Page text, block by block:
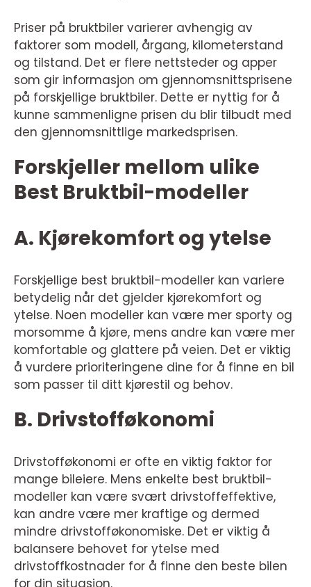
Priser på bruktbiler varierer avhengig av
faktorer som modell, årgang, kilometerstand
og tilstand. Det er flere nettsteder og apper
som gir informasjon om gjennomsnittsprisene
på forskjellige bruktbiler. Dette er nyttig for å
kunne sammenligne prisen du blir tilbudt med
den gjennomsnittlige markedsprisen.
Forskjeller mellom ulike
Best Bruktbil-modeller
A. Kjørekomfort og ytelse
Forskjellige best bruktbil-modeller kan variere
betydelig når det gjelder kjørekomfort og
ytelse. Noen modeller kan være mer sporty og
morsomme å kjøre, mens andre kan være mer
komfortable og glattere på veien. Det er viktig
å vurdere prioriteringene dine for å finne en bil
som passer til ditt kjørestil og behov.
B. Drivstofføkonomi
Drivstofføkonomi er ofte en viktig faktor for
mange bileiere. Mens enkelte best bruktbil-
modeller kan være svært drivstoffeffektive,
kan andre være mer kraftige og dermed
mindre drivstofføkonomiske. Det er viktig å
balansere behovet for ytelse med
drivstoffkostnader for å finne den beste bilen
for din situasjon.